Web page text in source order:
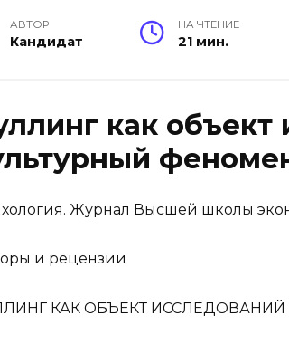
АВТОР
Кандидат
НА ЧТЕНИЕ
21 мин.
как объект
Журнал Высшей школы
и рецензии
КАК ОБЪЕКТ